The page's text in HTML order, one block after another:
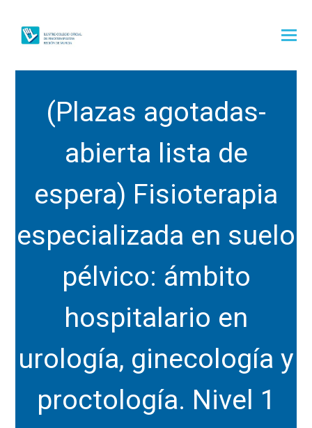
(Plazas agotadas-
abierta lista de
espera) Fisioterapia
especializada en suelo
pélvico: ámbito
hospitalario en
urología, ginecología y
proctología. Nivel 1